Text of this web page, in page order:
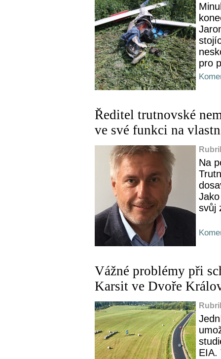
pro
Ředitel trutnovské
ve své funkci na
Na
svůj
Vážné problémy při
Karsit ve Dvoře
EIA.